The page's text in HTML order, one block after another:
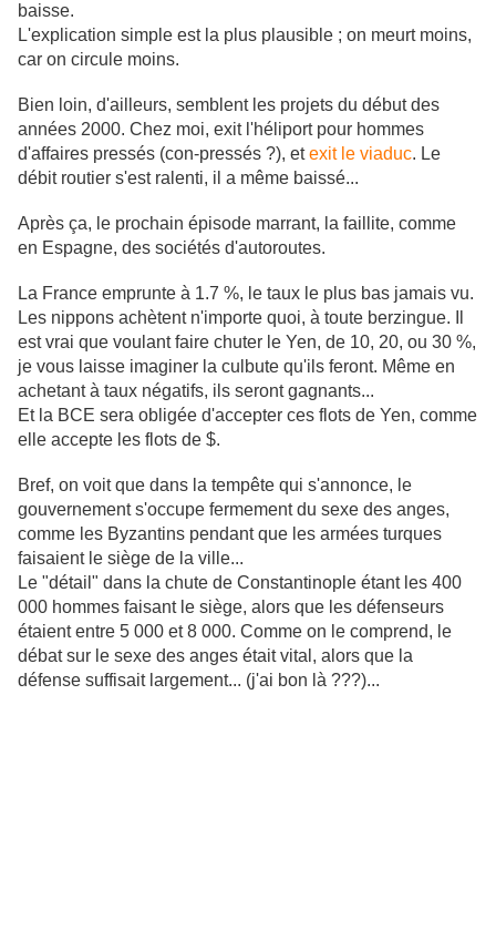
baisse.
L'explication simple est la plus plausible ; on meurt moins,
car on circule moins.
Bien loin, d'ailleurs, semblent les projets du début des
années 2000. Chez moi, exit l'héliport pour hommes
d'affaires pressés (con-pressés ?), etexit le viaduc. Le
débit routier s'est ralenti, il a même baissé...
Après ça, le prochain épisode marrant, la faillite, comme
en Espagne, des sociétés d'autoroutes.
La France emprunte à 1.7 %, le taux le plus bas jamais vu.
Les nippons achètent n'importe quoi, à toute berzingue. Il
est vrai que voulant faire chuter le Yen, de 10, 20, ou 30 %,
je vous laisse imaginer la culbute qu'ils feront. Même en
achetant à taux négatifs, ils seront gagnants...
Et la BCE sera obligée d'accepter ces flots de Yen, comme
elle accepte les flots de $.
Bref, on voit que dans la tempête qui s'annonce, le
gouvernement s'occupe fermement du sexe des anges,
comme les Byzantins pendant que les armées turques
faisaient le siège de la ville...
Le "détail" dans la chute de Constantinople étant les 400
000 hommes faisant le siège, alors que les défenseurs
étaient entre 5 000 et 8 000. Comme on le comprend, le
débat sur le sexe des anges était vital, alors que la
défense suffisait largement... (j'ai bon là ???)...